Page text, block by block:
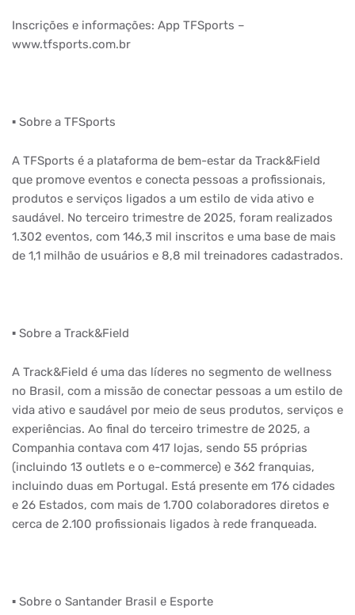
Inscrições e informações: App TFSports –
www.tfsports.com.br
▪️︎ Sobre a TFSports
A TFSports é a plataforma de bem-estar da Track&Field
que promove eventos e conecta pessoas a profissionais,
produtos e serviços ligados a um estilo de vida ativo e
saudável. No terceiro trimestre de 2025, foram realizados
1.302 eventos, com 146,3 mil inscritos e uma base de mais
de 1,1 milhão de usuários e 8,8 mil treinadores cadastrados.
▪️︎ Sobre a Track&Field
A Track&Field é uma das líderes no segmento de wellness
no Brasil, com a missão de conectar pessoas a um estilo de
vida ativo e saudável por meio de seus produtos, serviços e
experiências. Ao final do terceiro trimestre de 2025, a
Companhia contava com 417 lojas, sendo 55 próprias
(incluindo 13 outlets e o e-commerce) e 362 franquias,
incluindo duas em Portugal. Está presente em 176 cidades
e 26 Estados, com mais de 1.700 colaboradores diretos e
cerca de 2.100 profissionais ligados à rede franqueada.
▪️︎ Sobre o Santander Brasil e Esporte